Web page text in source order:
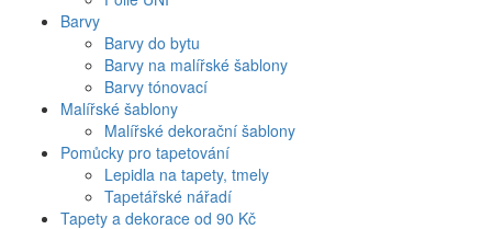
Barvy
Barvy do bytu
Barvy na malířské šablony
Barvy tónovací
Malířské šablony
Malířské dekorační šablony
Pomůcky pro tapetování
Lepidla na tapety, tmely
Tapetářské nářadí
Tapety a dekorace od 90 Kč